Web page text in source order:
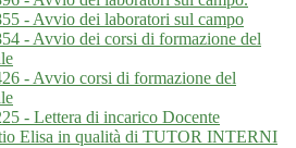
- Avvio dei laboratori sul campo
- Avvio dei corsi di formazione del
- Avvio corsi di formazione del
- Lettera di incarico Docente
Elisa in qualità di TUTOR INTERNI